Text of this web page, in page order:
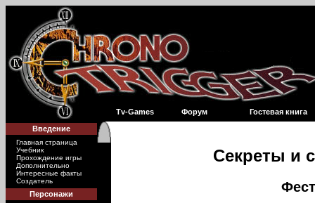
Tv-Games Форум
Гостевая книга
Введение
Главная страница
Учебник
Прохождение игры
Дополнительно
Интересные факты
Создатель
Персонажи
Секреты и